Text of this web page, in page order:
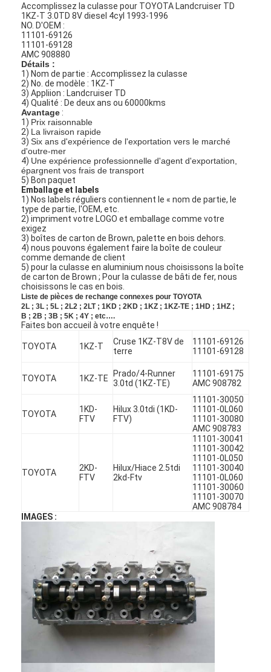
À la maison
Produits
Vidéos
À propos de nous
Accomplissez la culasse pour TOYOTA Landcruiser TD
1KZ-T 3.0TD 8V diesel 4cyl 1993-1996
NO. D'OEM :
11101-69126
11101-69128
AMC 908880
Détails :
1) Nom de partie : Accomplissez la culasse
2) No. de modèle : 1KZ-T
3) Appliion : Landcruiser TD
4) Qualité : De deux ans ou 60000kms
Avantage :
1) Prix raisonnable
2) La livraison rapide
3)Six ans d'expérience de l'exportation vers le marché
d'outre-mer
4) Une expérience professionnelle d'agent d'exportation,
épargnent vos frais de transport
5) Bon paquet
Emballage et labels
1) Nos labels réguliers contiennent le « nom de partie, le
type de partie, l'OEM, etc.
2) impriment votre LOGO et emballage comme votre
exigez
3) boîtes de carton de Brown, palette en bois dehors.
4) nous pouvons également faire la boîte de couleur
comme demande de client
5) pour la culasse en aluminium nous choisissons la boîte
de carton de Brown ; Pour la culasse de bâti de fer, nous
choisissons le cas en bois.
Liste de pièces de rechange connexes pour TOYOTA
2L ; 3L ; 5L ; 2L2 ; 2LT ; 1KD ; 2KD ; 1KZ ; 1KZ-TE ; 1HD ; 1HZ ;
B ; 2B ; 3B ; 5K ; 4Y ; etc….
Faites bon accueil à votre enquête !
TOYOTA 1KZ-T
Cruse 1KZ-T8V de
terre
11101-69126
11101-69128
TOYOTA 1KZ-TE
Prado/4-Runner
3.0td (1KZ-TE)
11101-69175
AMC 908782
TOYOTA
1KD-
FTV
Hilux 3.0tdi (1KD-
FTV)
11101-30050
11101-0L060
11101-30080
AMC 908783
TOYOTA
2KD-
FTV
Hilux/Hiace 2.5tdi
2kd-Ftv
11101-30041
11101-30042
11101-0L050
11101-30040
11101-0L060
11101-30060
11101-30070
AMC 908784
IMAGES :